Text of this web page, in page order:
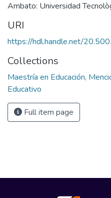
Ambato: Universidad
URI
https://hdl.handle.net/
Collections
Maestría en Educación,
Educativo
Full item page